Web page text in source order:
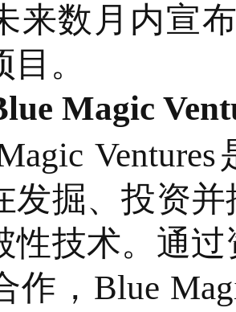
来数月内宣
。
Magic
发掘、投资
性技术。通
作，Blue